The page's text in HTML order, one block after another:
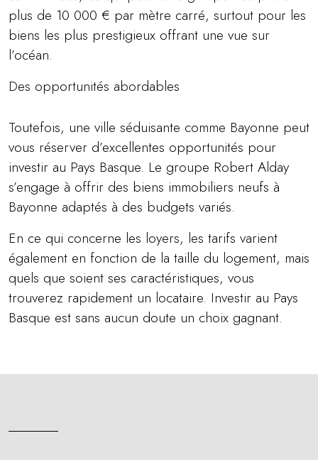
plus de 10 000 € par mètre carré, surtout pour les
biens les plus prestigieux offrant une vue sur
l’océan.
Des opportunités abordables
Toutefois, une ville séduisante comme Bayonne peut
vous réserver d’excellentes opportunités pour
investir au Pays Basque. Le groupe Robert Alday
s’engage à offrir des biens immobiliers neufs à
Bayonne adaptés à des budgets variés.
En ce qui concerne les loyers, les tarifs varient
également en fonction de la taille du logement, mais
quels que soient ses caractéristiques, vous
trouverez rapidement un locataire. Investir au Pays
Basque est sans aucun doute un choix gagnant.